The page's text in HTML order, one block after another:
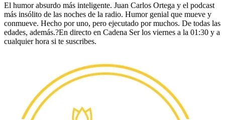
El humor absurdo más inteligente. Juan Carlos Ortega y el podcast
más insólito de las noches de la radio. Humor genial que mueve y
conmueve. Hecho por uno, pero ejecutado por muchos. De todas las
edades, además.?En directo en Cadena Ser los viernes a la 01:30 y a
cualquier hora si te suscribes.